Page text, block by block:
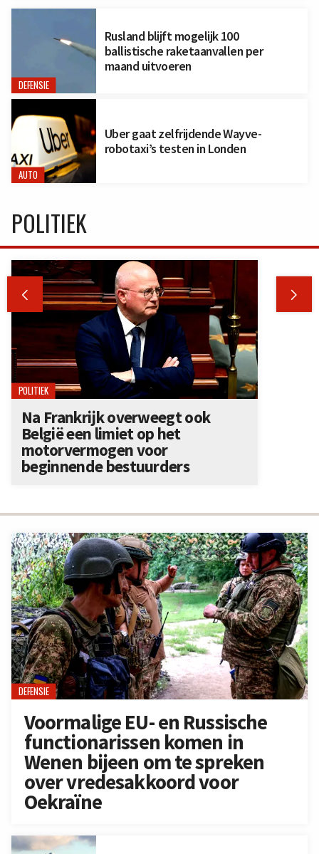
DEFENSIE
Rusland blijft mogelijk 100
ballistische raketaanvallen per
maand uitvoeren
AUTO
Uber gaat zelfrijdende Wayve-
robotaxi’s testen in Londen
DEFENSIE
Voormalige EU- en Russische
functionarissen komen in
Wenen bijeen om te spreken
over vredesakkoord voor
Oekraïne
POLITIEK
 
POLITIEK
Na Frankrijk overweegt ook
België een limiet op het
motorvermogen voor
beginnende bestuurders